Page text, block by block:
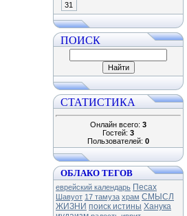
31
ПОИСК
СТАТИСТИКА
Онлайн всего: 3
Гостей: 3
Пользователей: 0
ОБЛАКО ТЕГОВ
еврейский календарь Песах
Шавуот 17 тамуза храм СМЫСЛ
ЖИЗНИ поиск истины Ханука